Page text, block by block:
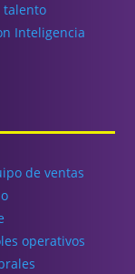
talento
Inteligencia
de ventas
operativos